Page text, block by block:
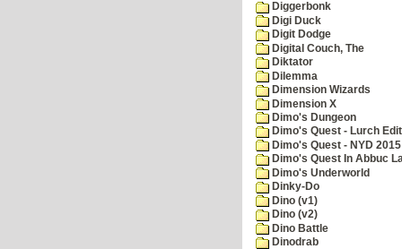
Diggerbonk
Digi Duck
Digit Dodge
Digital Couch, The
Diktator
Dilemma
Dimension Wizards
Dimension X
Dimo's Dungeon
Dimo's Quest - Lurch
Dimo's Quest - NYD
Dimo's Quest In Abbuc
Dimo's Underworld
Dinky-Do
Dino (v1)
Dino (v2)
Dino Battle
Dinodrab